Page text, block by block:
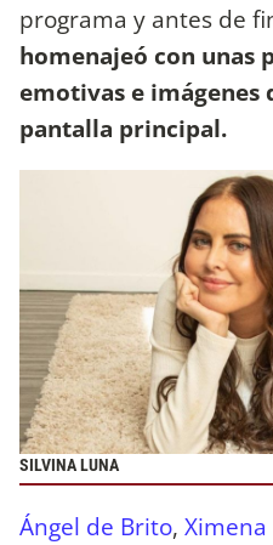
programa y antes de
homenajeó con unas
emotivas e imágenes
pantalla principal.
SILVINA LUNA
Ángel de Brito,